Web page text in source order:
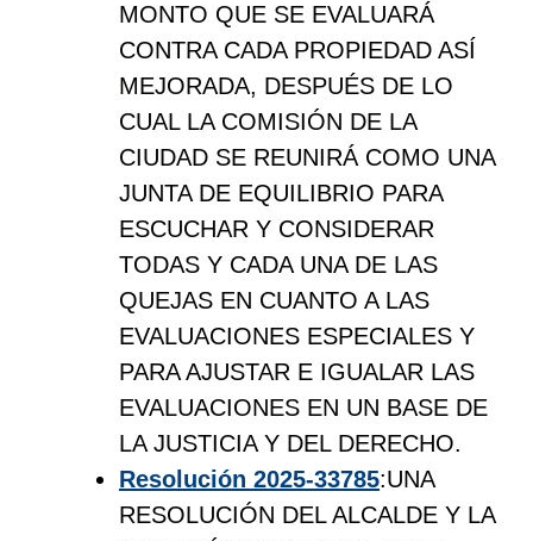
MONTO QUE SE EVALUARÁ
CONTRA CADA PROPIEDAD ASÍ
MEJORADA, DESPUÉS DE LO
CUAL LA COMISIÓN DE LA
CIUDAD SE REUNIRÁ COMO UNA
JUNTA DE EQUILIBRIO PARA
ESCUCHAR Y CONSIDERAR
TODAS Y CADA UNA DE LAS
QUEJAS EN CUANTO A LAS
EVALUACIONES ESPECIALES Y
PARA AJUSTAR E IGUALAR LAS
EVALUACIONES EN UN BASE DE
LA JUSTICIA Y DEL DERECHO.
Resolución 2025-33785:UNA
RESOLUCIÓN DEL ALCALDE Y LA